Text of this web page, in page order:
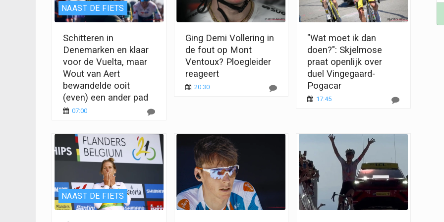
NAAST DE FIETS
Schitteren in
Denemarken en klaar
voor de Vuelta, maar
Wout van Aert
bewandelde ooit
(even) een ander pad
07:00
Ging Demi Vollering in
de fout op Mont
Ventoux? Ploegleider
reageert
20:30
"Wat moet ik dan
doen?": Skjelmose
praat openlijk over
duel Vingegaard-
Pogacar
17:45
NAAST DE FIETS